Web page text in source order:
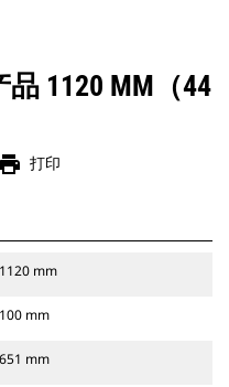
1120 MM（44
打印
1120 mm
100 mm
651 mm